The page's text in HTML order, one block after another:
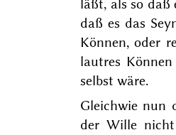
läßt, als so daß
daß es das
Können, oder
lautres
selbst wäre.
Gleichwie nun
der Wille